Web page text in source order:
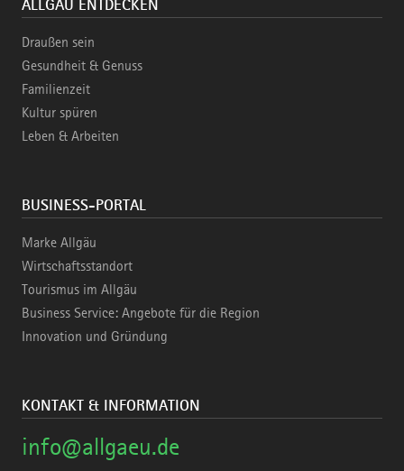
ALLGÄU ENTDECKEN
Draußen sein
Gesundheit & Genuss
Familienzeit
Kultur spüren
Leben & Arbeiten
BUSINESS-PORTAL
Marke Allgäu
Wirtschaftsstandort
Tourismus im Allgäu
Business Service: Angebote für die Region
Innovation und Gründung
KONTAKT & INFORMATION
info@allgaeu.de